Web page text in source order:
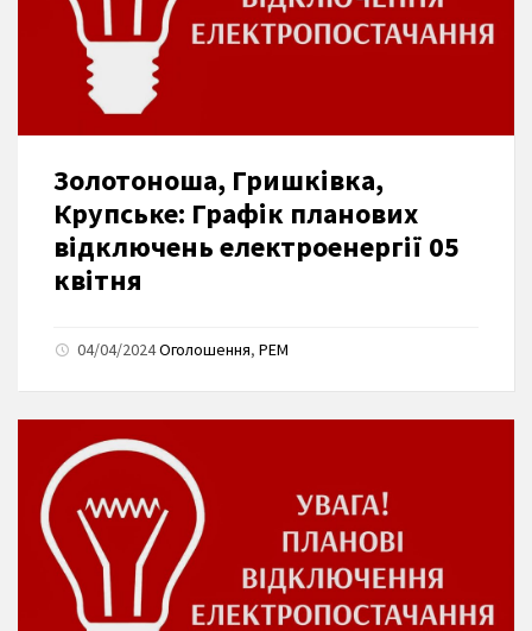
Золотоноша, Гришківка,
Крупське: Графік планових
відключень електроенергії 05
квітня
04/04/2024Оголошення, РЕМ